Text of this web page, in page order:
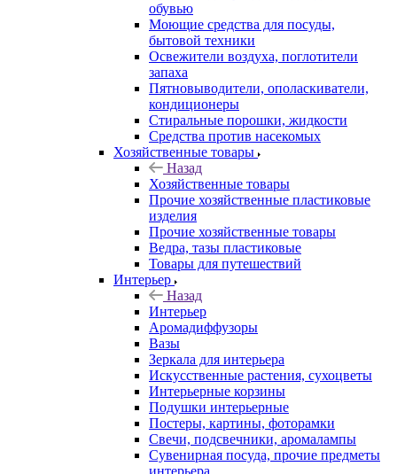
обувью
Моющие средства для посуды,
бытовой техники
Освежители воздуха, поглотители
запаха
Пятновыводители, ополаскиватели,
кондиционеры
Стиральные порошки, жидкости
Средства против насекомых
Хозяйственные товары
Назад
Хозяйственные товары
Прочие хозяйственные пластиковые
изделия
Прочие хозяйственные товары
Ведра, тазы пластиковые
Товары для путешествий
Интерьер
Назад
Интерьер
Аромадиффузоры
Вазы
Зеркала для интерьера
Искусственные растения, сухоцветы
Интерьерные корзины
Подушки интерьерные
Постеры, картины, фоторамки
Свечи, подсвечники, аромалампы
Сувенирная посуда, прочие предметы
интерьера